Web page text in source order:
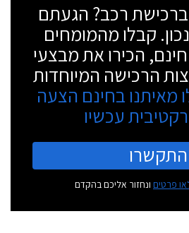
ברכישת רכב? הגעתם
קבלו מהמומחים
חינם, הכירו את מבצעי
הרכישה המיוחדות
מאיתנו בחינם הצעה
עכשיו
התקשרו
פרטים ונחזור אליכם בהקדם